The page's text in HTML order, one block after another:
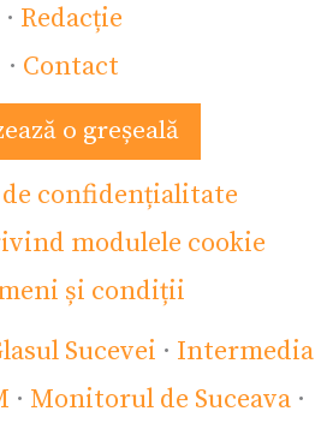
· Redacție
· Contact
o greșeală
confidențialitate
modulele cookie
și condiții
Sucevei · Intermedia
· Monitorul de Suceava ·